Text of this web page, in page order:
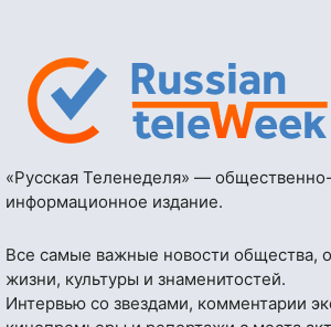
«Русская Теленеделя» — общественно-
информационное издание.
Все самые важные новости общества,
жизни, культуры и знаменитостей.
Интервью со звездами, комментарии